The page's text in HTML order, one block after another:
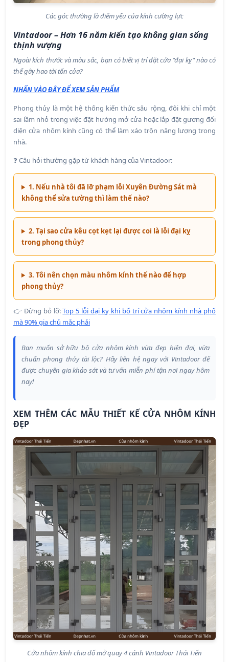
Các góc thường là điểm yếu của kính cường lực
Vintadoor – Hơn 16 năm kiến tạo không gian sống
thịnh vượng
Ngoài kích thước và màu sắc, bạn có biết vị trí đặt cửa "đại kỵ" nào có
thể gây hao tài tốn của?
NHẤN VÀO ĐÂY ĐỂ XEM SẢN PHẨM
Phong thủy là một hệ thống kiến thức sâu rộng, đôi khi chỉ một
sai lầm nhỏ trong việc đặt hướng mở cửa hoặc lắp đặt gương đối
diện cửa nhôm kính cũng có thể làm xáo trộn năng lượng trong
nhà.
❓ Câu hỏi thường gặp từ khách hàng của Vintadoor:
1. Nếu nhà tôi đã lỡ phạm lỗi Xuyên Đường Sát mà
không thể sửa tường thì làm thế nào?
2. Tại sao cửa kêu cọt kẹt lại được coi là lỗi đại kỵ
trong phong thủy?
3. Tôi nên chọn màu nhôm kính thế nào để hợp
phong thủy?
👉 Đừng bỏ lỡ:Top 5 lỗi đại kỵ khi bố trí cửa nhôm kính nhà phố
mà 90% gia chủ mắc phải
Bạn muốn sở hữu bộ cửa nhôm kính vừa đẹp hiện đại, vừa
chuẩn phong thủy tài lộc? Hãy liên hệ ngay với Vintadoor để
được chuyên gia khảo sát và tư vấn miễn phí tận nơi ngay hôm
nay!
XEM THÊM CÁC MẪU THIẾT KẾ CỬA NHÔM KÍNH
ĐẸP
Cửa nhôm kính chia đố mở quay 4 cánh Vintadoor Thái Tiến